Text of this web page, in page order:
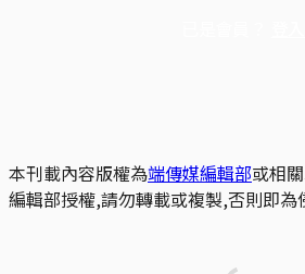
本刊載內容版權為端傳媒編輯部或相
編輯部授權,請勿轉載或複製,否則即為